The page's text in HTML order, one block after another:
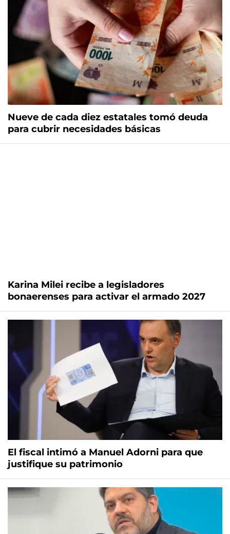
Nueve de cada diez estatales tomó deuda
para cubrir necesidades básicas
Karina Milei recibe a legisladores
bonaerenses para activar el armado 2027
El fiscal intimó a Manuel Adorni para que
justifique su patrimonio